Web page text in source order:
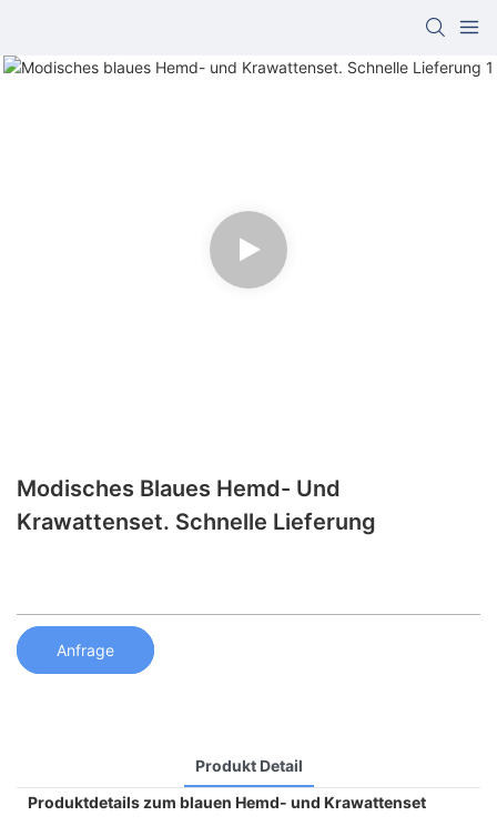
Modisches Blaues Hemd- Und
Krawattenset. Schnelle Lieferung
Anfrage
Produkt Detail
Produktdetails zum blauen Hemd- und Krawattenset